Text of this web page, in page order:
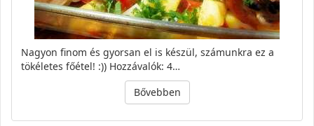
Nagyon finom és gyorsan el is készül, számunkra ez a
tökéletes főétel! :)) Hozzávalók: 4…
Bővebben